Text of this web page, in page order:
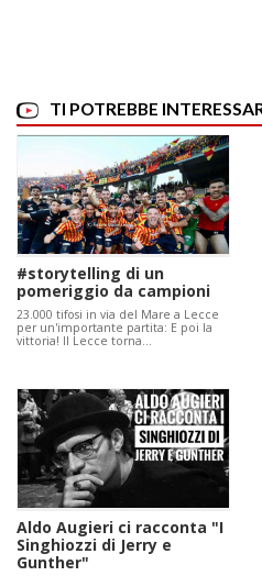
TI POTREBBE
#storytelling di un
pomeriggio da campioni
23.000 tifosi in via del Mare a Lecce
per un'importante partita: E poi la
vittoria! Il Lecce torna…
Aldo Augieri ci racconta "I
Singhiozzi di Jerry e
Gunther"